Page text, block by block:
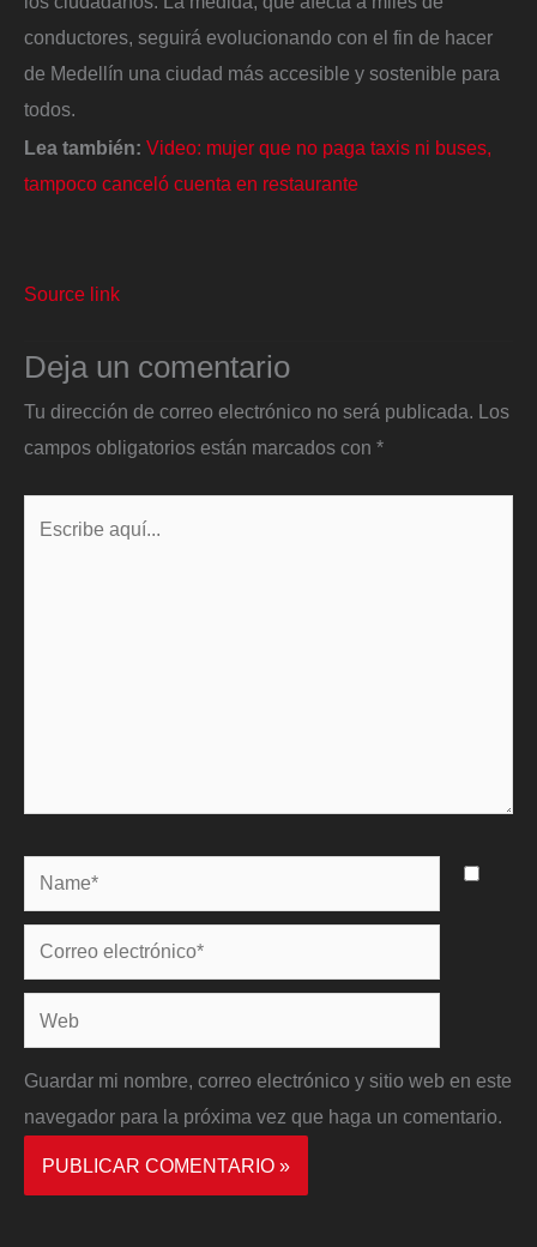
conductores, seguirá evolucionando con el fin de hacer
de Medellín una ciudad más accesible y sostenible para
todos.
Lea también: Video: mujer que no paga taxis ni buses,
tampoco canceló cuenta en restaurante
Source link
Deja un comentario
Tu dirección de correo electrónico no será publicada. Los
campos obligatorios están marcados con *
Name*
Correo
electrónico*
Web
Guardar mi nombre, correo electrónico y sitio web en este
navegador para la próxima vez que haga un comentario.